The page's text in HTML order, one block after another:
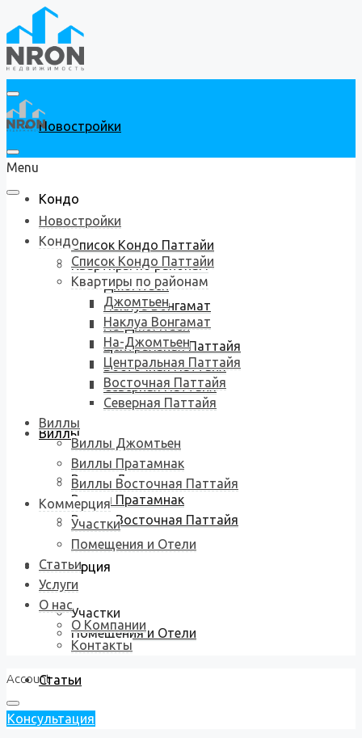
Новостройки
Кондо
Список Кондо Паттайи
Квартиры по районам
Джомтьен
Наклуа Вонгамат
На-Джомтьен
Центральная Паттайя
Восточная Паттайя
Северная Паттайя
Виллы
Виллы Джомтьен
Виллы Пратамнак
Виллы Восточная Паттайя
Коммерция
Участки
Помещения и Отели
Статьи
Menu
Новостройки
Кондо
Список Кондо Паттайи
Квартиры по районам
Джомтьен
Наклуа Вонгамат
На-Джомтьен
Центральная Паттайя
Восточная Паттайя
Северная Паттайя
Виллы
Виллы Джомтьен
Виллы Пратамнак
Виллы Восточная Паттайя
Коммерция
Участки
Помещения и Отели
Статьи
Услуги
О нас
О Компании
Контакты
Account
Консультация